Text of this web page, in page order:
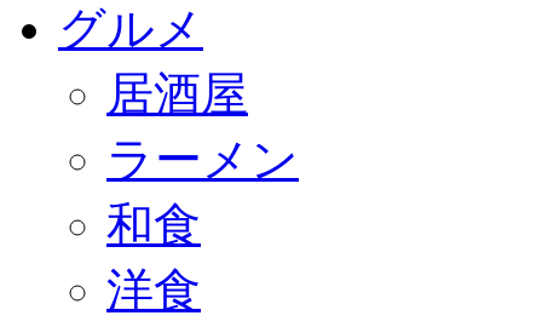
グルメ
居酒屋
ラーメン
和食
洋食